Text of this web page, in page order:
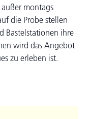
montags
die Probe stellen
Bastelstationen ihre
wird das Angebot
zu erleben ist.